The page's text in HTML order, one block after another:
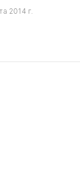
2014 г.